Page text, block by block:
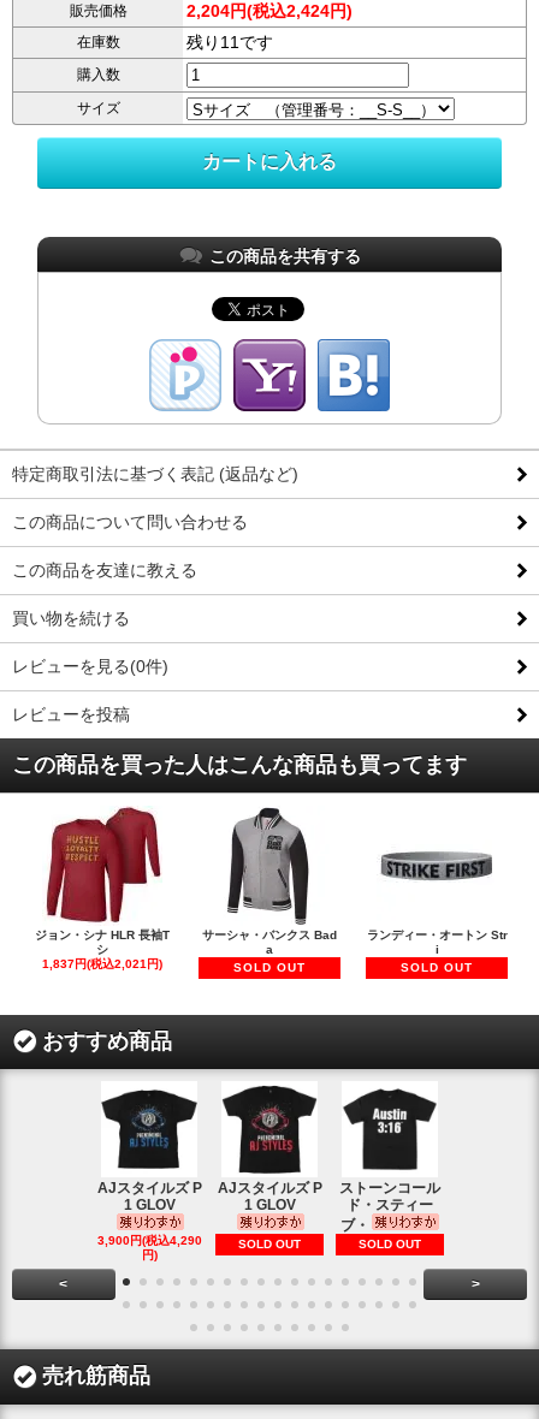
販売価格 2,204円(税込2,424円)
在庫数 残り11です
購入数
サイズ
この商品を共有する
特定商取引法に基づく表記 (返品など)
この商品について問い合わせる
この商品を友達に教える
買い物を続ける
レビューを見る(0件)
レビューを投稿
この商品を買った人はこんな商品も買ってます
ジョン・シナ HLR 長袖T
シ
1,837円(税込2,021円)
サーシャ・バンクス Bad
a
SOLD OUT
ランディー・オートン Str
i
SOLD OUT
おすすめ商品
AJスタイルズ P
1 GLOV
3,900円(税込4,290
円)
AJスタイルズ P
1 GLOV
SOLD OUT
ストーンコール
ド・スティー
ブ・
SOLD OUT
< >
売れ筋商品